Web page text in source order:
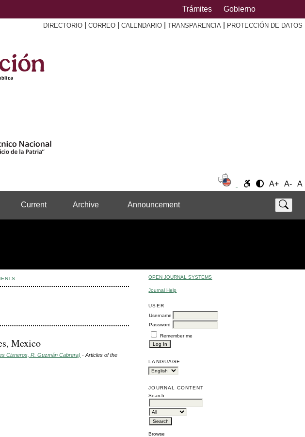
Trámites Gobierno
DIRECTORIO CORREO CALENDARIO TRANSPARENCIA PROTECCIÓN DE DATOS
A+ A- A
Current Archive Announcement
OPEN JOURNAL SYSTEMS
Journal Help
USER
Username
Password
Remember me
LANGUAGE
JOURNAL CONTENT
Search
Browse
Mexico
Cisneros, R. Guzmán Cabrera) - Articles of the